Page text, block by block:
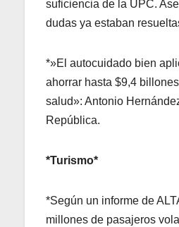
suficiencia de la UPC.
dudas ya estaban
*»El autocuidado bien
ahorrar hasta $9,4
salud»: Antonio
República.
*Turismo*
*Según un informe de
millones de pasajeros